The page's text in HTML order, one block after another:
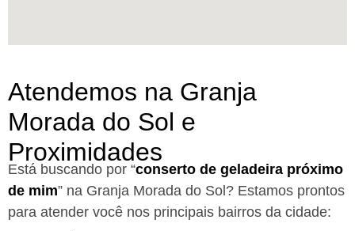
Atendemos na Granja
Morada do Sol e
Proximidades
Está buscando por “conserto de geladeira próximo
de mim” na Granja Morada do Sol? Estamos prontos
para atender você nos principais bairros da cidade: